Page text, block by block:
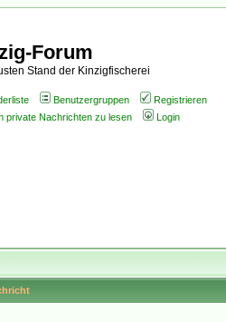
Forum
Stand der Kinzigfischerei
Benutzergruppen
Registrieren
private Nachrichten zu lesen Login